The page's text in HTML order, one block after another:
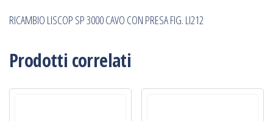
quantità
RICAMBIO LISCOP SP 3000 CAVO CON PRESA FIG. LI212
Prodotti correlati